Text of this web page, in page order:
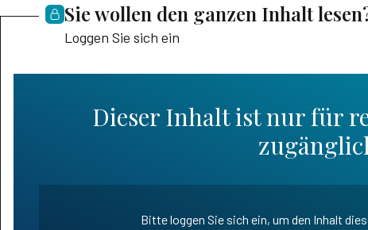
Sie wollen den ganzen Inhalt
Loggen Sie sich ein
Dieser Inhalt ist nur für
Bitte loggen Sie sich ein, um den Inhalt